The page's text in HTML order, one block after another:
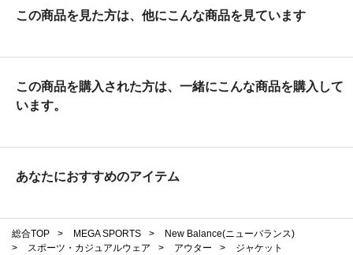
この商品を見た方は、他にこんな商品を見ています
この商品を購入された方は、一緒にこんな商品を購入して
います。
あなたにおすすめのアイテム
総合TOP > MEGA SPORTS >
New Balance(ニューバランス)
>
スポーツ・カジュアルウェア > アウター >
ジャケット